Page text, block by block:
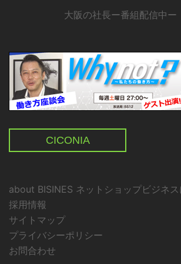
大阪の社長ー番組配信中ー
CICONIA
about BISINES ネットショップビジネス
採用情報
サイトマップ
プライバシーポリシー
お問合わせ